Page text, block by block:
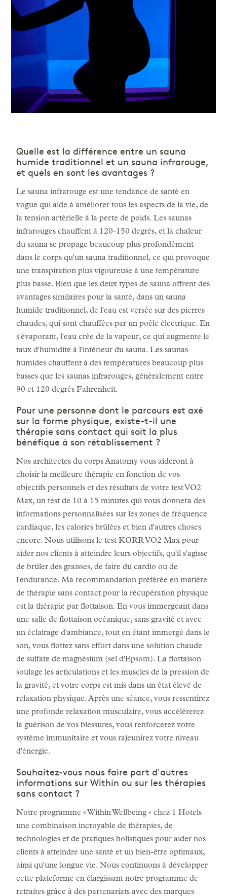
Quelle est la différence entre un sauna
humide traditionnel et un sauna infrarouge,
et quels en sont les avantages ?
Le sauna infrarouge est une tendance de santé en
vogue qui aide à améliorer tous les aspects de la vie, de
la tension artérielle à la perte de poids. Les saunas
infrarouges chauffent à 120-150 degrés, et la chaleur
du sauna se propage beaucoup plus profondément
dans le corps qu'un sauna traditionnel, ce qui provoque
une transpiration plus vigoureuse à une température
plus basse. Bien que les deux types de sauna offrent des
avantages similaires pour la santé, dans un sauna
humide traditionnel, de l'eau est versée sur des pierres
chaudes, qui sont chauffées par un poêle électrique. En
s'évaporant, l'eau crée de la vapeur, ce qui augmente le
taux d'humidité à l'intérieur du sauna. Les saunas
humides chauffent à des températures beaucoup plus
basses que les saunas infrarouges, généralement entre
90 et 120 degrés Fahrenheit.
Pour une personne dont le parcours est axé
sur la forme physique, existe-t-il une
thérapie sans contact qui soit la plus
bénéfique à son rétablissement ?
Nos architectes du corps Anatomy vous aideront à
choisir la meilleure thérapie en fonction de vos
objectifs personnels et des résultats de votre test VO2
Max, un test de 10 à 15 minutes qui vous donnera des
informations personnalisées sur les zones de fréquence
cardiaque, les calories brûlées et bien d'autres choses
encore. Nous utilisons le test KORR VO2 Max pour
aider nos clients à atteindre leurs objectifs, qu'il s'agisse
de brûler des graisses, de faire du cardio ou de
l'endurance. Ma recommandation préférée en matière
de thérapie sans contact pour la récupération physique
est la thérapie par flottaison. En vous immergeant dans
une salle de flottaison océanique, sans gravité et avec
un éclairage d'ambiance, tout en étant immergé dans le
son, vous flottez sans effort dans une solution chaude
de sulfate de magnésium (sel d'Epsom). La flottaison
soulage les articulations et les muscles de la pression de
la gravité, et votre corps est mis dans un état élevé de
relaxation physique. Après une séance, vous ressentirez
une profonde relaxation musculaire, vous accélérerez
la guérison de vos blessures, vous renforcerez votre
système immunitaire et vous rajeunirez votre niveau
d'énergie.
Souhaitez-vous nous faire part d'autres
informations sur Within ou sur les thérapies
sans contact ?
Notre programme « Within Wellbeing » chez 1 Hotels
une combinaison incroyable de thérapies, de
technologies et de pratiques holistiques pour aider nos
clients à atteindre une santé et un bien-être optimaux,
ainsi qu'une longue vie. Nous continuons à développer
cette plateforme en élargissant notre programme de
retraites grâce à des partenariats avec des marques